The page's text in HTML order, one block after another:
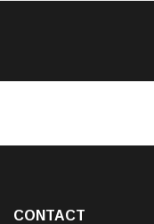
CONTACT